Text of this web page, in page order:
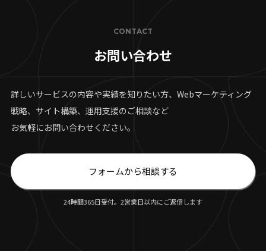
CONTACT
お問い合わせ
詳しいサービスの内容や実績を知りたい方、Webマーケティング
戦略、サイト構築、運用支援のご相談など
お気軽にお問い合わせください。
フォームから相談する
24時間365日受付。2営業日以内にご返信します